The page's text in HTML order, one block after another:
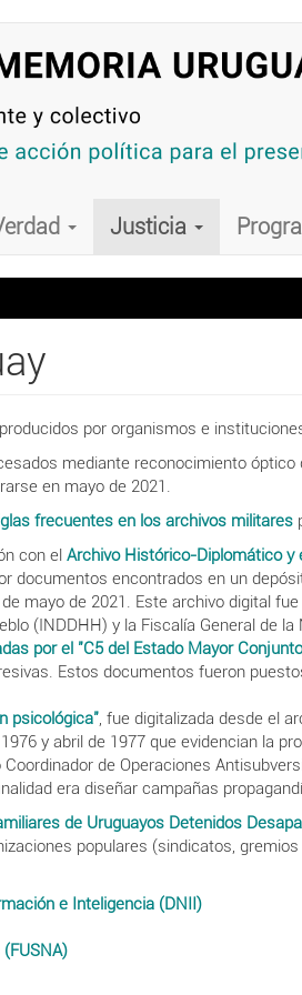
Justicia
por organismos e
mediante reconocimiento
en mayo de 2021.
frecuentes en los archivos militares
con el Archivo Histórico-Diplomático y
documentos encontrados en un
mayo de 2021. Este archivo digital
(INDDHH) y la Fiscalía General de
por el "C5 del Estado Mayor
Estos documentos fueron
psicológica", fue digitalizada desde el
y abril de 1977 que evidencian la
de Operaciones
era diseñar campañas
de Uruguayos Detenidos
populares (sindicatos,
e Inteligencia (DNII)